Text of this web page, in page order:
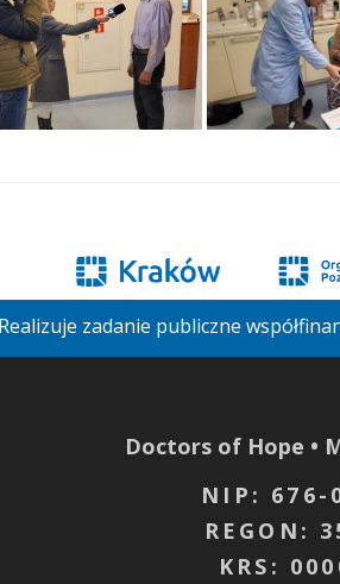
Realizuje zadanie publiczne
Doctors of Hope •
NIP: 676-
REGON:
KRS: